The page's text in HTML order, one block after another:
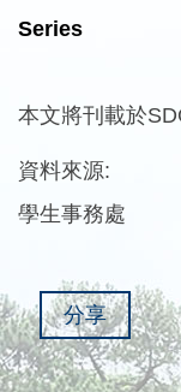
Series
本文將刊載於
資料來源:
學生事務處
分享